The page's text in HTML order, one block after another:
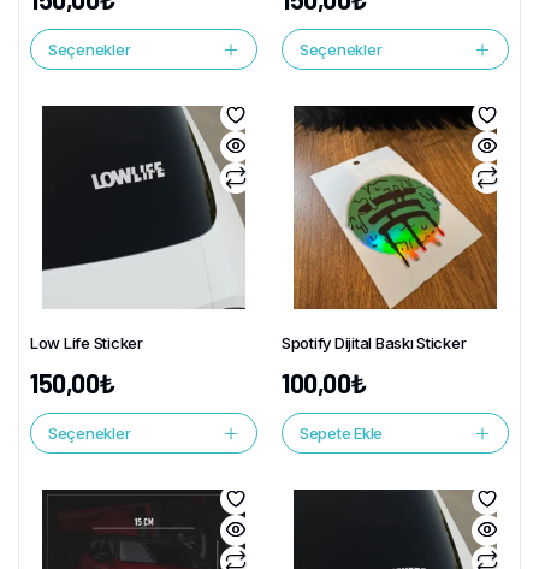
Seçenekler Seçenekler
Low Life Sticker
150,00₺
Seçenekler
Spotify Dijital Baskı Sticker
100,00₺
Sepete Ekle